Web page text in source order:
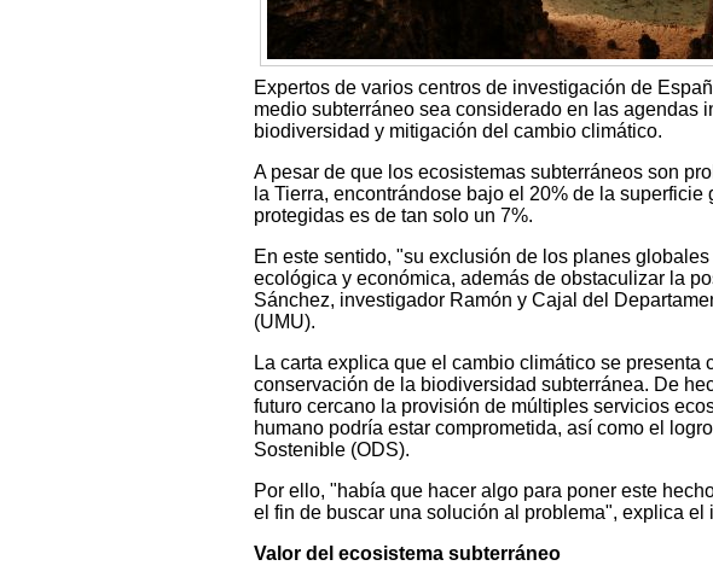
Expertos de varios centros de investigación de
medio subterráneo sea considerado en las agendas
biodiversidad y mitigación del cambio climático.
A pesar de que los ecosistemas subterráneos son
la Tierra, encontrándose bajo el 20% de la
protegidas es de tan solo un 7%.
En este sentido, "su exclusión de los planes
ecológica y económica, además de obstaculizar la
Sánchez, investigador Ramón y Cajal del
(UMU).
La carta explica que el cambio climático se presenta
conservación de la biodiversidad subterránea. De
futuro cercano la provisión de múltiples servicios
humano podría estar comprometida, así como el
Sostenible (ODS).
Por ello, "había que hacer algo para poner este
el fin de buscar una solución al problema", explica el
Valor del ecosistema subterráneo